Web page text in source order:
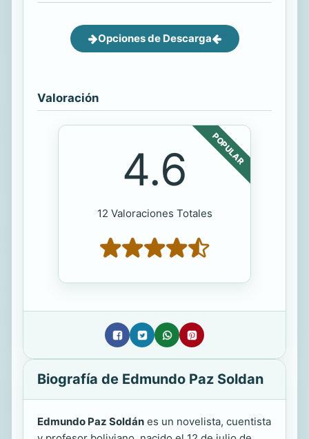
Opciones de Descarga
Valoración
POPULAR
4.6
12 Valoraciones Totales
Biografía de Edmundo Paz Soldan
Edmundo Paz Soldán es un novelista, cuentista